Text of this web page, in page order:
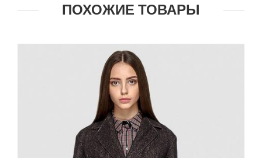
ПОХОЖИЕ ТОВАРЫ